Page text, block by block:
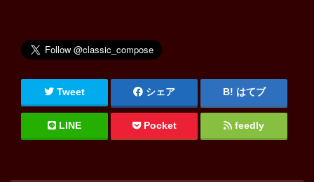
Tweet シェア はてブ
LINE Pocket feedly